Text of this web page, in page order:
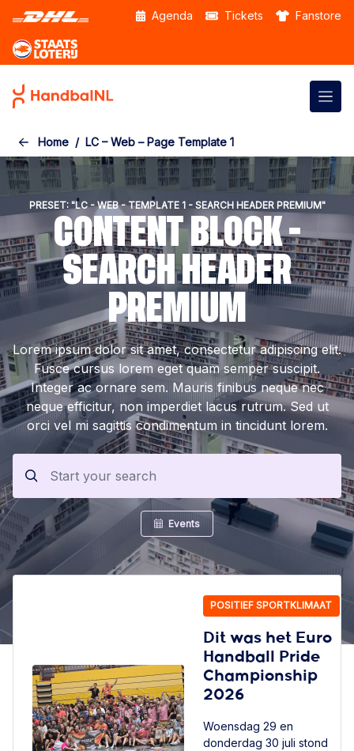
Skip to the main content Agenda Tickets Fanstore
Home LC – Web – Page Template 1
PRESET: "LC - WEB - TEMPLATE 1 - SEARCH HEADER PREMIUM"
CONTENT BLOCK -
SEARCH HEADER
PREMIUM
Lorem ipsum dolor sit amet, consectetur adipiscing elit.
Fusce cursus lorem eget quam semper suscipit.
Integer ac ornare sem. Mauris finibus neque nec
neque efficitur, non imperdiet lacus rutrum. Sed ut
orci vel mi sagittis condimentum in tincidunt lorem.
Events
POSITIEF SPORTKLIMAAT
Dit was het Euro
Handball Pride
Championship
2026
Woensdag 29 en
donderdag 30 juli stond